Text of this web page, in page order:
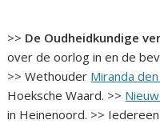
>> De Oudheidkundige
over de oorlog in en de
>> Wethouder Miranda
Hoeksche Waard. >>
in Heinenoord. >>